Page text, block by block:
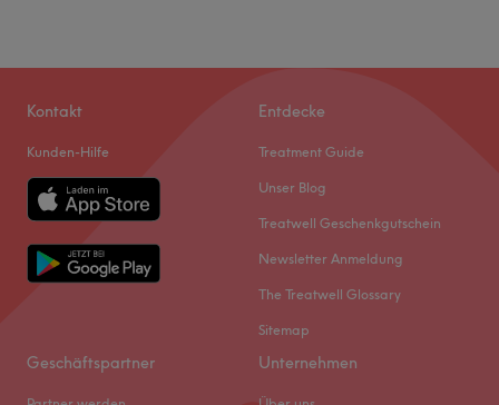
Kontakt
Kunden-Hilfe
Entdecke
Treatment Guide
Unser Blog
Treatwell Geschenkgutschein
Newsletter Anmeldung
The Treatwell Glossary
Sitemap
Geschäftspartner Unternehmen